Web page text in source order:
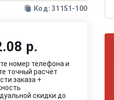
Код: 31151-100
р.
номер телефона и
точный расчёт
заказа +
скидки до